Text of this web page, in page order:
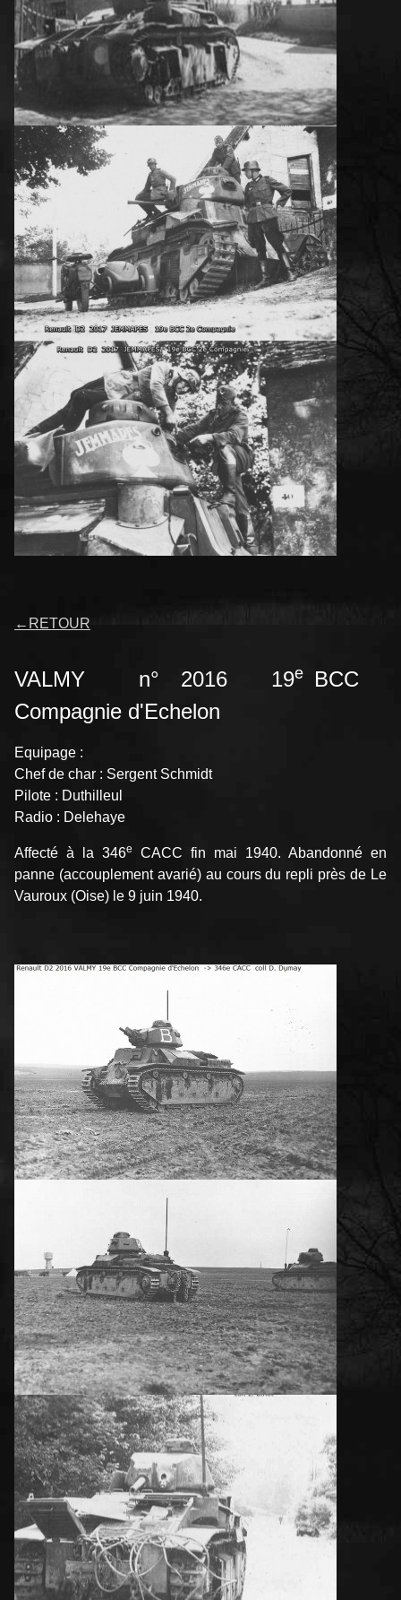
← RETOUR
VALMY n° 2016 19eBCC
Compagnie d'Echelon
Equipage :
Chef de char : Sergent Schmidt
Pilote : Duthilleul
Radio : Delehaye
Affecté à la 346e
CACC fin mai 1940. Abandonné en
panne (accouplement avarié) au cours du repli près de Le
Vauroux (Oise) le 9 juin 1940.